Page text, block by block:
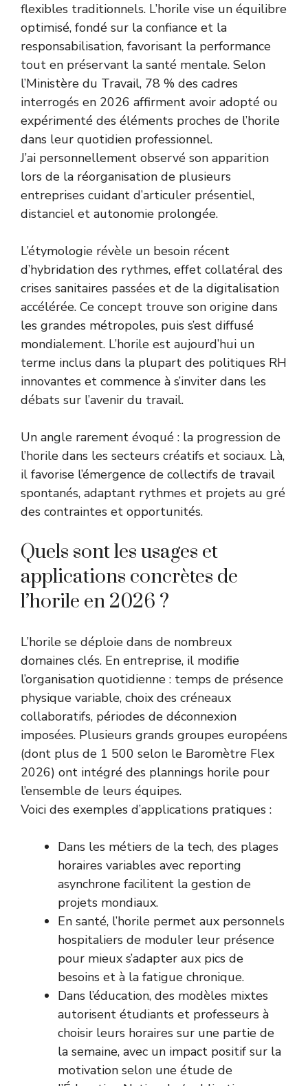
flexibles traditionnels. L’horile vise un équilibre
optimisé, fondé sur la confiance et la
responsabilisation, favorisant la performance
tout en préservant la santé mentale. Selon
l’Ministère du Travail, 78 % des cadres
interrogés en 2026 affirment avoir adopté ou
expérimenté des éléments proches de l’horile
dans leur quotidien professionnel.
J’ai personnellement observé son apparition
lors de la réorganisation de plusieurs
entreprises cuidant d’articuler présentiel,
distanciel et autonomie prolongée.
L’étymologie révèle un besoin récent
d’hybridation des rythmes, effet collatéral des
crises sanitaires passées et de la digitalisation
accélérée. Ce concept trouve son origine dans
les grandes métropoles, puis s’est diffusé
mondialement. L’horile est aujourd’hui un
terme inclus dans la plupart des politiques RH
innovantes et commence à s’inviter dans les
débats sur l’avenir du travail.
Un angle rarement évoqué : la progression de
l’horile dans les secteurs créatifs et sociaux. Là,
il favorise l’émergence de collectifs de travail
spontanés, adaptant rythmes et projets au gré
des contraintes et opportunités.
Quels sont les usages et
applications concrètes de
l’horile en 2026 ?
L’horile se déploie dans de nombreux
domaines clés. En entreprise, il modifie
l’organisation quotidienne : temps de présence
physique variable, choix des créneaux
collaboratifs, périodes de déconnexion
imposées. Plusieurs grands groupes européens
(dont plus de 1 500 selon le Baromètre Flex
2026) ont intégré des plannings horile pour
l’ensemble de leurs équipes.
Voici des exemples d’applications pratiques :
Dans les métiers de la tech, des plages
horaires variables avec reporting
asynchrone facilitent la gestion de
projets mondiaux.
En santé, l’horile permet aux personnels
hospitaliers de moduler leur présence
pour mieux s’adapter aux pics de
besoins et à la fatigue chronique.
Dans l’éducation, des modèles mixtes
autorisent étudiants et professeurs à
choisir leurs horaires sur une partie de
la semaine, avec un impact positif sur la
motivation selon une étude de